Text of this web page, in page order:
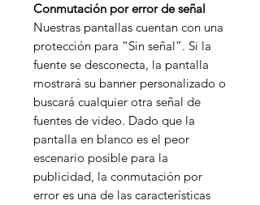
Conmutación por error de señal
Nuestras pantallas cuentan con una
protección para “Sin señal”. Si la
fuente se desconecta, la pantalla
mostrará su banner personalizado o
buscará cualquier otra señal de
fuentes de video. Dado que la
pantalla en blanco es el peor
escenario posible para la
publicidad, la conmutación por
error es una de las características